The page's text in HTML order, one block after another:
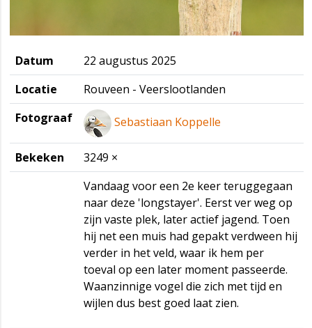
Datum
22 augustus 2025
Locatie
Rouveen - Veerslootlanden
Fotograaf
Sebastiaan Koppelle
Bekeken
3249 ×
Vandaag voor een 2e keer teruggegaan
naar deze 'longstayer'. Eerst ver weg op
zijn vaste plek, later actief jagend. Toen
hij net een muis had gepakt verdween hij
verder in het veld, waar ik hem per
toeval op een later moment passeerde.
Waanzinnige vogel die zich met tijd en
wijlen dus best goed laat zien.